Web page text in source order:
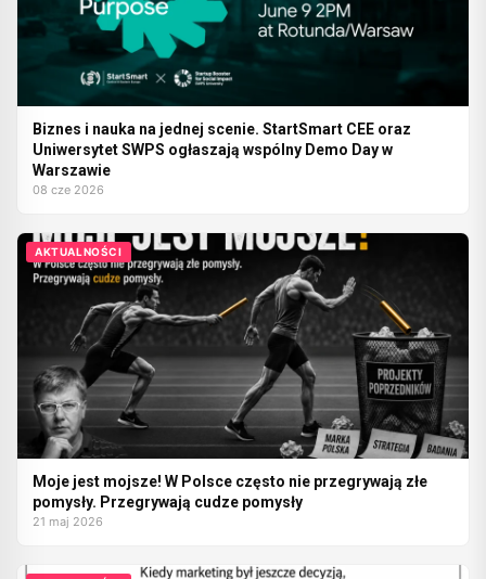
Biznes i nauka na jednej scenie. StartSmart CEE oraz
Uniwersytet SWPS ogłaszają wspólny Demo Day w
Warszawie
08 cze 2026
AKTUALNOŚCI
Moje jest mojsze! W Polsce często nie przegrywają złe
pomysły. Przegrywają cudze pomysły
21 maj 2026